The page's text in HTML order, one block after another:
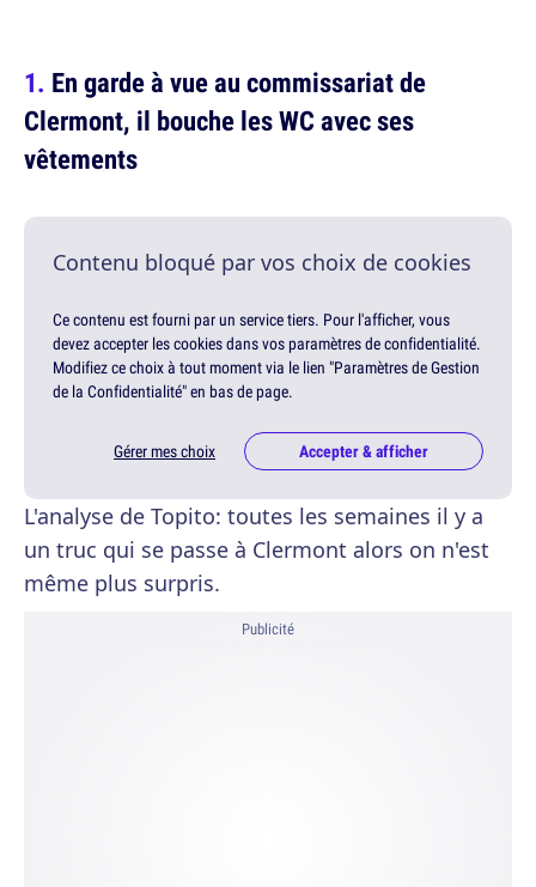
En garde à vue au commissariat de
Clermont, il bouche les WC avec ses
vêtements
Contenu bloqué par vos choix de cookies
Ce contenu est fourni par un service tiers. Pour l'afficher, vous
devez accepter les cookies dans vos paramètres de confidentialité.
Modifiez ce choix à tout moment via le lien "Paramètres de Gestion
de la Confidentialité" en bas de page.
Gérer mes choix Accepter & afficher
L'analyse de Topito: toutes les semaines il y a
un truc qui se passe à Clermont alors on n'est
même plus surpris.
Publicité